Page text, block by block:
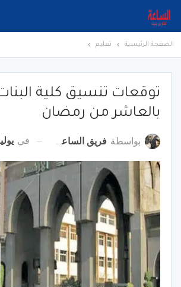
الصفحة الرئيسية تعليم
توقعات تنسيق كلية البنات
بالعاشر من رمضان
بواسطة فريق الساعة برس في يوليو 29,